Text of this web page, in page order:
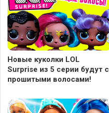
Новые куколки LOL
Surprise из 5 серии будут с
прошитыми волосами!